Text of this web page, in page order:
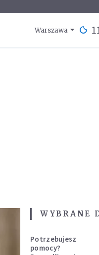
Warszawa
WYBRANE
Potrzebujesz
pomocy?